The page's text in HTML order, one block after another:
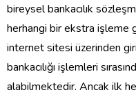
bireysel bankacılık
herhangi bir ekstra işleme
internet sitesi üzerinden
bankacılığı işlemleri
alabilmektedir. Ancak ilk